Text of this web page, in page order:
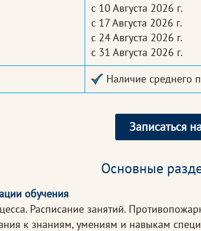
с 10 Августа 2026 г.
с 17 Августа 2026 г.
с 24 Августа 2026 г.
с 31 Августа 2026 г.
Наличие среднего
Записаться
Основные
обучения
Расписание занятий.
к знаниям, умениям и навыкам